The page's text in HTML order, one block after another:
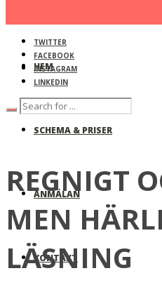
HEM
SCHEMA & PRISER
ANMÄLAN
KONTAKT
TWITTER
FACEBOOK
INSTAGRAM
LINKEDIN
REGNIGT
MEN
LÄSNING